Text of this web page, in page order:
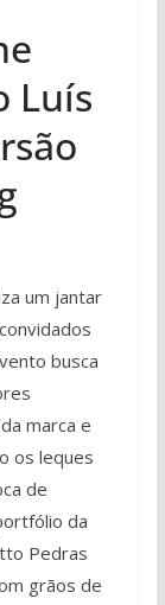
Luís
um jantar
busca
marca e
os leques
de
da
Pedras
grãos de